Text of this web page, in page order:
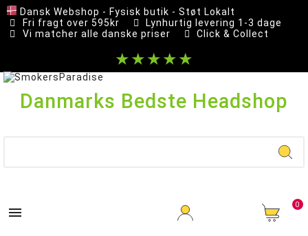
Dansk Webshop - Fysisk butik - Støt Lokalt
Fri fragt over 595kr
Lynhurtig levering 1-3 dage
Vi matcher alle danske priser
Click & Collect
★★★★★
Danmarks Bedste Headshop
 0